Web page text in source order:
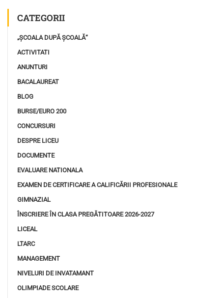
CATEGORII
„ȘCOALA DUPĂ ȘCOALĂ“
ACTIVITATI
ANUNTURI
BACALAUREAT
BLOG
BURSE/EURO 200
CONCURSURI
DESPRE LICEU
DOCUMENTE
EVALUARE NATIONALA
EXAMEN DE CERTIFICARE A CALIFICĂRII PROFESIONALE
GIMNAZIAL
ÎNSCRIERE ÎN CLASA PREGĂTITOARE 2026-2027
LICEAL
LTARC
MANAGEMENT
NIVELURI DE INVATAMANT
OLIMPIADE SCOLARE